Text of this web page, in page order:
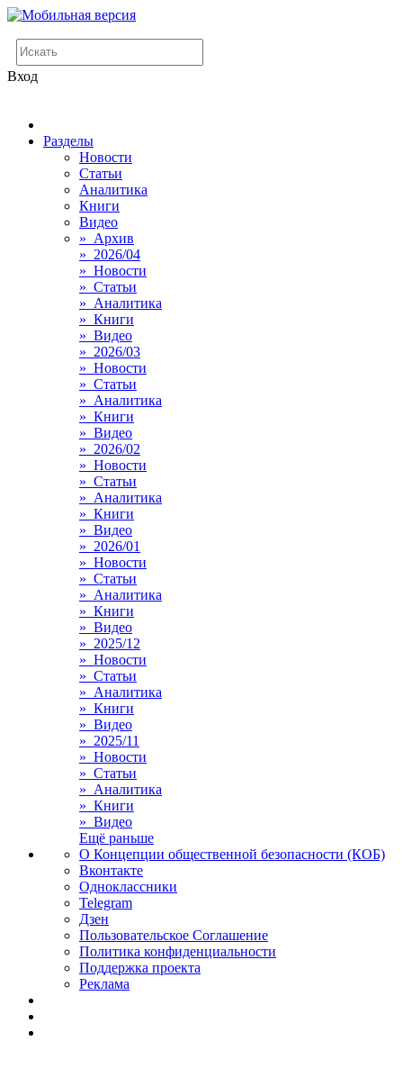
Вход
Разделы
Новости
Статьи
Аналитика
Книги
Видео
» Архив
» 2026/04
» Новости
» Статьи
» Аналитика
» Книги
» Видео
» 2026/03
» Новости
» Статьи
» Аналитика
» Книги
» Видео
» 2026/02
» Новости
» Статьи
» Аналитика
» Книги
» Видео
» 2026/01
» Новости
» Статьи
» Аналитика
» Книги
» Видео
» 2025/12
» Новости
» Статьи
» Аналитика
» Книги
» Видео
» 2025/11
» Новости
» Статьи
» Аналитика
» Книги
» Видео
Ещё раньше
О Концепции общественной безопасности (КОБ)
Вконтакте
Одноклассники
Telegram
Дзен
Пользовательское Соглашение
Политика конфиденциальности
Поддержка проекта
Реклама